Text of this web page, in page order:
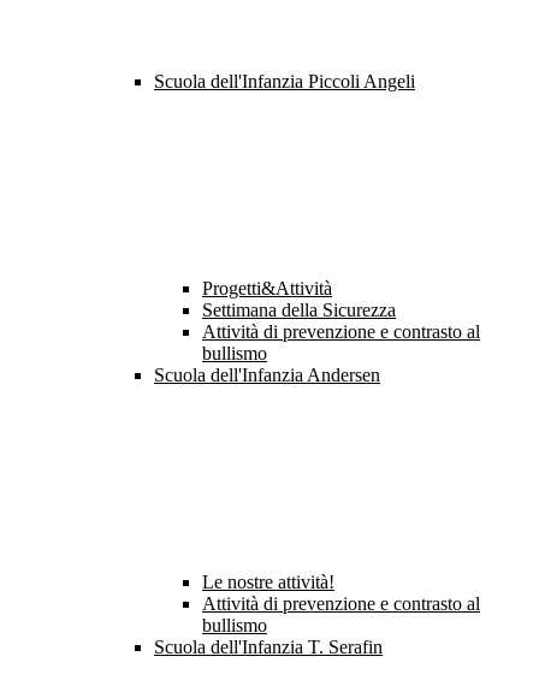
Scuola dell'Infanzia Piccoli Angeli
Progetti&Attività
Settimana della Sicurezza
Attività di prevenzione e contrasto al
bullismo
Scuola dell'Infanzia Andersen
Le nostre attività!
Attività di prevenzione e contrasto al
bullismo
Scuola dell'Infanzia T. Serafin